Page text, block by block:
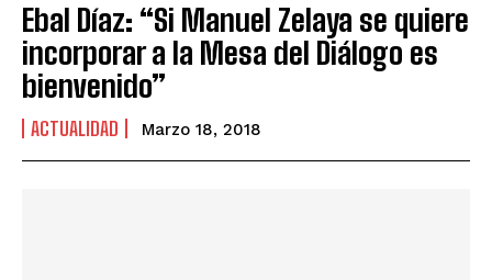
Ebal Díaz: “Si Manuel Zelaya se quiere
incorporar a la Mesa del Diálogo es
bienvenido”
ACTUALIDAD Marzo 18, 2018